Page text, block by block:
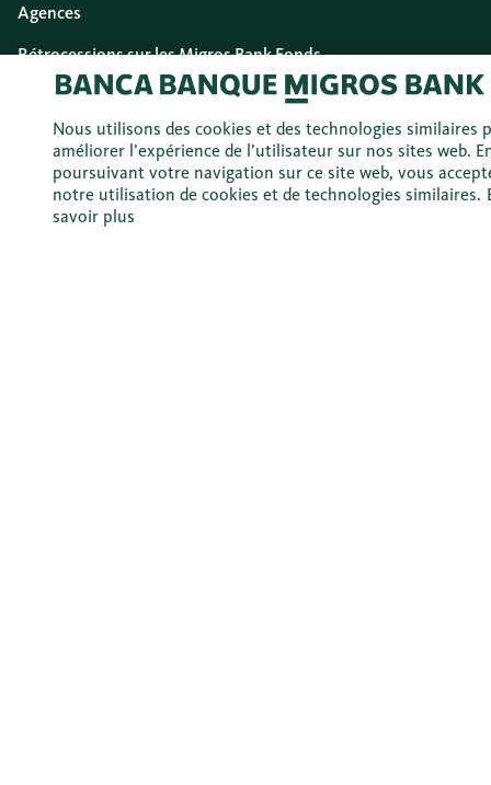
Agences
Rétrocessions sur les Migros Bank Fonds
Évaluation du marché
Investissements
Nous utilisons des cookies et des technologies similaires
améliorer l’expérience de l’utilisateur sur nos sites web.
poursuivant votre navigation sur ce site web, vous
notre utilisation de cookies et de technologies similaires.
savoir plus